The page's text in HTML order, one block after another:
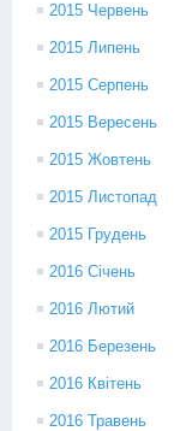
2015 Червень
2015 Липень
2015 Серпень
2015 Вересень
2015 Жовтень
2015 Листопад
2015 Грудень
2016 Січень
2016 Лютий
2016 Березень
2016 Квітень
2016 Травень